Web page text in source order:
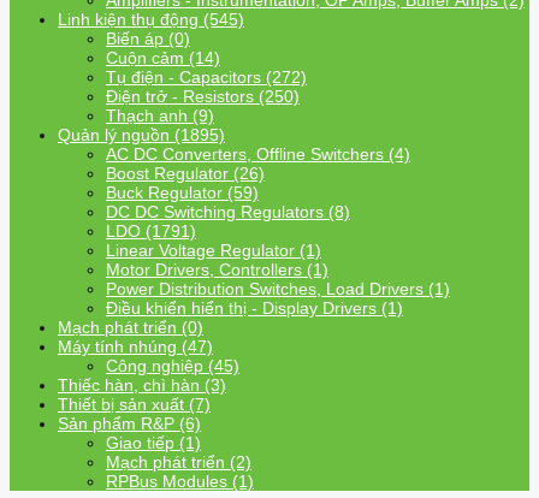
Linh kiện thụ động (545)
Biến áp (0)
Cuộn cảm (14)
Tụ điện - Capacitors (272)
Điện trở - Resistors (250)
Thạch anh (9)
Quản lý nguồn (1895)
AC DC Converters, Offline Switchers (4)
Boost Regulator (26)
Buck Regulator (59)
DC DC Switching Regulators (8)
LDO (1791)
Linear Voltage Regulator (1)
Motor Drivers, Controllers (1)
Power Distribution Switches, Load Drivers (1)
Điều khiển hiển thị - Display Drivers (1)
Mạch phát triển (0)
Máy tính nhúng (47)
Công nghiệp (45)
Thiếc hàn, chì hàn (3)
Thiết bị sản xuất (7)
Sản phẩm R&P (6)
Giao tiếp (1)
Mạch phát triển (2)
RPBus Modules (1)